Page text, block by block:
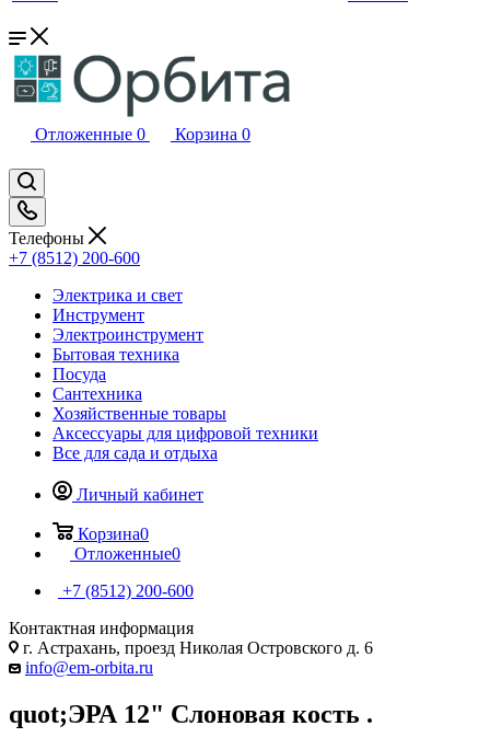
Отложенные 0 Корзина 0
Телефоны
+7 (8512) 200-600
Электрика и свет
Инструмент
Электроинструмент
Бытовая техника
Посуда
Сантехника
Хозяйственные товары
Аксессуары для цифровой техники
Все для сада и отдыха
Личный кабинет
Корзина0
Отложенные0
+7 (8512) 200-600
Контактная информация
г. Астрахань, проезд Николая Островского д. 6
info@em-orbita.ru
quot;ЭРА 12" Слоновая кость .